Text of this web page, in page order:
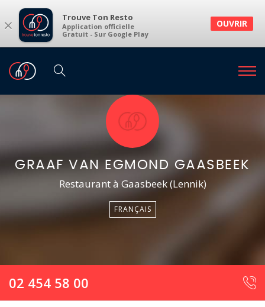
× Trouve Ton Resto
Application officielle
Gratuit - Sur Google Play
OUVRIR
GRAAF VAN EGMOND GAASBEEK
Restaurant à Gaasbeek (Lennik)
FRANÇAIS
02 454 58 00